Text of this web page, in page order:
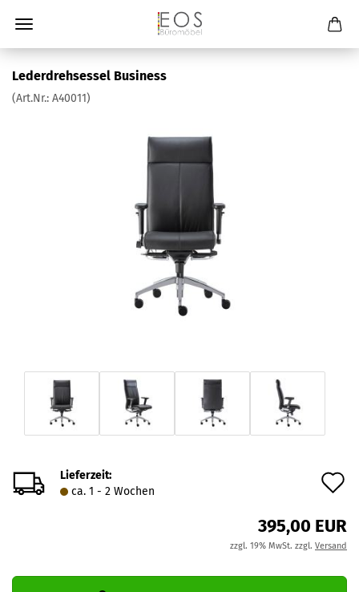
Lederdrehsessel Business
(Art.Nr.: A40011)
Lieferzeit:
ca. 1 - 2 Wochen
395,00 EUR
zzgl. 19% MwSt. zzgl. Versand